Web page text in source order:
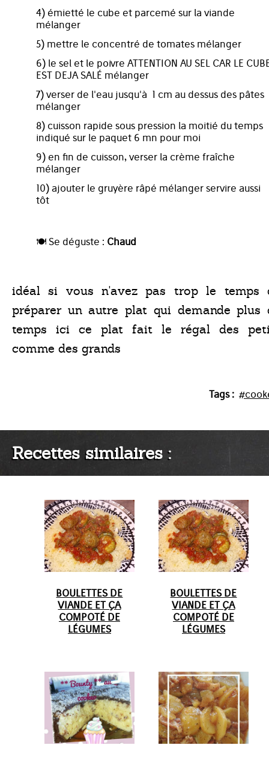
4) émietté le cube et parcemé sur la viande
mélanger
5) mettre le concentré de tomates mélanger
6) le sel et le poivre ATTENTION AU SEL CAR LE
EST DEJA SALÉ mélanger
7) verser de l'eau jusqu'à 1 cm au dessus des pâtes
mélanger
8) cuisson rapide sous pression la moitié du temps
indiqué sur le paquet 6 mn pour moi
9) en fin de cuisson, verser la crème fraîche
mélanger
10) ajouter le gruyère râpé mélanger servire aussi
tôt
🍽️ Se déguste : Chaud
idéal si vous n'avez pas trop le temps
préparer un autre plat qui demande plus
temps ici ce plat fait le régal des
comme des grands
Tags :
Recettes similaires :
BOULETTES DE
VIANDE ET ÇA
COMPOTÉ DE
LÉGUMES
BOULETTES DE
VIANDE ET ÇA
COMPOTÉ DE
LÉGUMES